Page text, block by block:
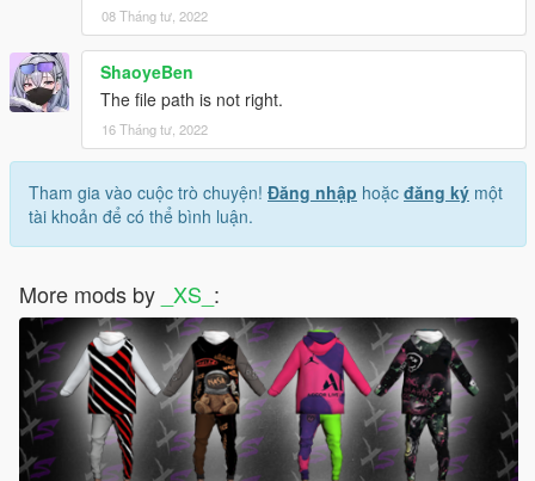
08 Tháng tư, 2022
ShaoyeBen
The file path is not right.
16 Tháng tư, 2022
Tham gia vào cuộc trò chuyện! Đăng nhập hoặc đăng ký một
tài khoản để có thể bình luận.
More mods by _XS_ :